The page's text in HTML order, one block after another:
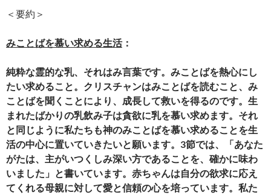
＜要約＞
みことばを慕い求める生活：
純粋な霊的な乳、それはみ言葉です。みことばを熱心にし
たい求めること。クリスチャンはみことばを読むこと、み
ことばを聞くことにより、成長して救いを得るのです。生
まれたばかりの乳飲み子は貪欲に乳を慕い求めます。それ
と同じように私たちも神のみことばを慕い求めることを生
活の中心に置いていきたいと願います。 3節では、「あなた
がたは、主がいつくしみ深い方であることを、確かに味わ
いました」と書いています。赤ちゃんは自分の欲求に応え
てくれる母親に対して愛と信頼の心を培っています。私た